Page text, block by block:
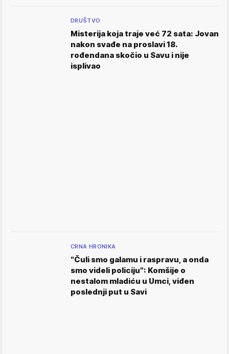
DRUŠTVO
Misterija koja traje već 72 sata: Jovan
nakon svađe na proslavi 18.
rođendana skočio u Savu i nije
isplivao
CRNA HRONIKA
"Čuli smo galamu i raspravu, a onda
smo videli policiju": Komšije o
nestalom mladiću u Umci, viđen
poslednji put u Savi